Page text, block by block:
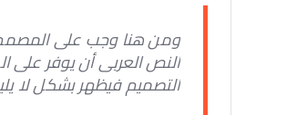
ومن هنا وجب على المصمم
النص العربى أن يوفر
التصميم فيظهر بشكل لا